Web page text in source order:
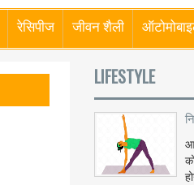
रेसिपीज जीवन शैली
LIFESTYLE